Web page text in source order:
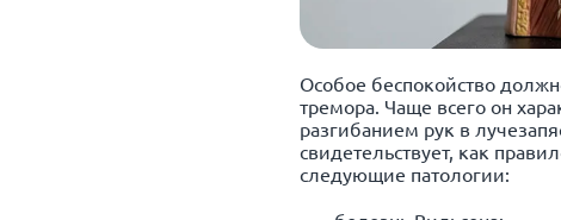
Особое беспокойство
тремора. Чаще всего он
разгибанием рук в
свидетельствует, как
следующие патологии: